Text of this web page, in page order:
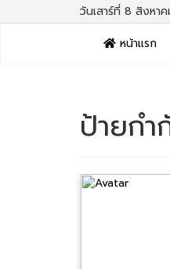
วันเสาร์ที่ 8 สิงหา
หน้าแรก
ป้ายกำ